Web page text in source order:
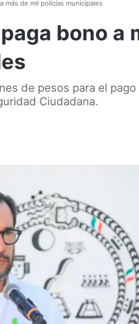
más de mil policías municipales
bono a
de pesos para el
Ciudadana.